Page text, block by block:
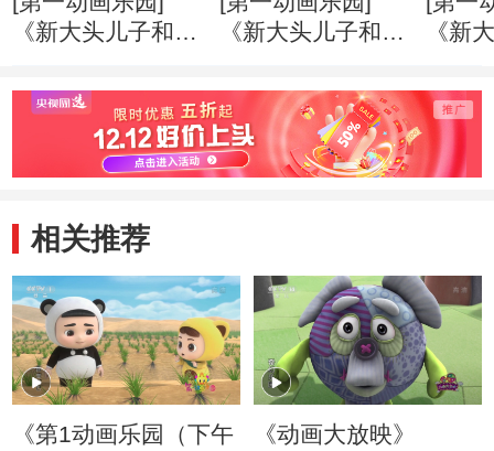
《新大头儿子和小
季） 梨子争夺战
《新大头儿子和小
季） 有条理的一
家子
《新
季）
行家
相关推荐
《第1动画乐园（下午
《动画大放映》